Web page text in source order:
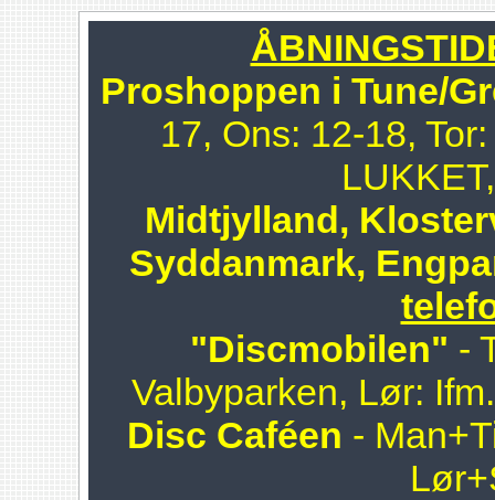
Proshoppen i Tune/
17, Ons: 12-18,
Midtjylland,
Syddanmark,
"Discmobilen" -
Valbyparken, Lør:
Disc Caféen -